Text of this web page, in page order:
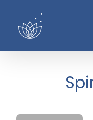
content